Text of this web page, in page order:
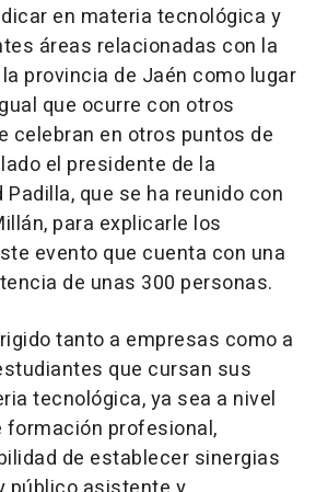
en materia tecnológica y
áreas relacionadas con la
provincia de Jaén como lugar
que ocurre con otros
celebran en otros puntos de
el presidente de la
que se ha reunido con
para explicarle los
evento que cuenta con una
de unas 300 personas.
tanto a empresas como a
que cursan sus
tecnológica, ya sea a nivel
formación profesional,
de establecer sinergias